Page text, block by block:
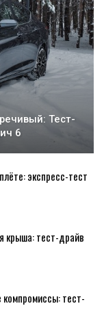
Тест-
6
экспресс-тест
крыша: тест-драйв
компромиссы: тест-